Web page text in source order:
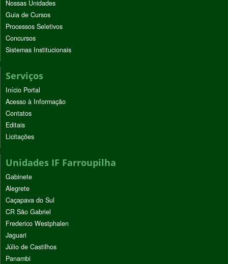
Nossas Unidades
Guia de Cursos
Processos Seletivos
Concursos
Sistemas Institucionais
Serviços
Início Portal
Acesso à Informação
Contatos
Editais
Licitações
Unidades IF Farroupilha
Gabinete
Alegrete
Caçapava do Sul
CR São Gabriel
Frederico Westphalen
Jaguari
Júlio de Castilhos
Panambi